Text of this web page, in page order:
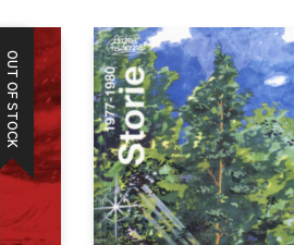
OUT OF STOCK